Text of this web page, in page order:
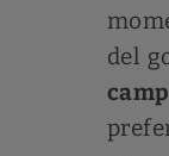
del